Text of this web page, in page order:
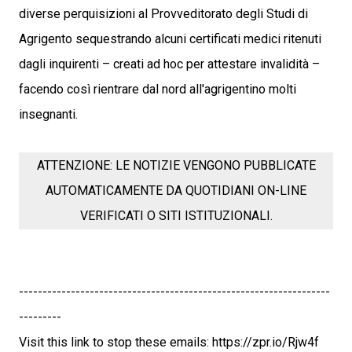
diverse perquisizioni al Provveditorato degli Studi di
Agrigento sequestrando alcuni certificati medici ritenuti
dagli inquirenti – creati ad hoc per attestare invalidità –
facendo così rientrare dal nord all'agrigentino molti
insegnanti.
ATTENZIONE: LE NOTIZIE VENGONO PUBBLICATE
AUTOMATICAMENTE DA QUOTIDIANI ON-LINE
VERIFICATI O SITI ISTITUZIONALI.
------------------------------------------------------------------
---------
Visit this link to stop these emails: https://zpr.io/Rjw4f